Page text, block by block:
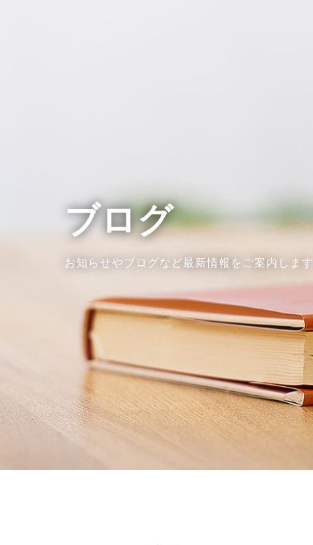
ブログ
お知らせやブログなど最新情報をご案内します